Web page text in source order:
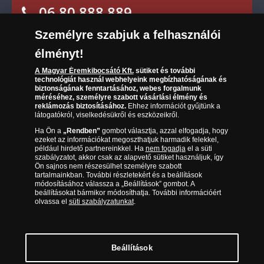
kínálatában szerepel. Hazánkban és
A gyűjtés során Ön AJÁNDÉKBA kapja:
Elegáns éremtartó fa díszdoboz
küldeménnyel az érmek
professzionális tárolásához és bemutatásához
Eredetiséget Igazoló Tanúsítványtminden
éremhez
Izgalmas történeti leírást
minden
küldeményhez
Tulajdonosi Tanúsítványta kollekcióhoz
További meglepetés ajándékokat
A kollekció tárolására szolgálóelegáns
éremtartó díszdobozban– az érmeken felül –
egy színtiszta arany érem is helyet kap
elemének limitált darabszáma nyújt garanciát. A
vonatkozó jogszabályok szerint bármelyik
érmet visszaküldhetem az átvételtől számított
14 napon belül. Telefonon vagy az arról szóló
írásos nyilatkozat elküldésével bármikor
lemondhatom a kollekció gyűjtését.
Süti (cookies)Beállítások
Társaságunkról
Az érmék és érmek ára és értéke
Gyakran ismételt kérdések
Adatkezelés
06 80 888 889
(díjmentesen hívható hétfőtől csütörtökig 9.00 és 17.00
óra között, péntekenként 9.00 és 15.00 óra között)
Magyar Éremkibocsátó Kft. 1134 Budapest, Váci út 33. Cégjegyzékszám: 01-09-
Bláthy Ottó utca 3-5.) engedélyéhez kötött tevékenységet folytat. Kereskedelmi
Személyre szabjuk a felhasználói
élményt!
A Magyar Éremkibocsátó Kft.sütiket és további
technológiát használ webhelyeink megbízhatóságának és
biztonságának fenntartásához, webes forgalmunk
méréséhez, személyre szabott vásárlási élmény és
reklámozás biztosításához.Ehhez információt gyűjtünk a
látogatókról, viselkedésükről és eszközeikről.
Ha Ön a „Rendben”gombot választja, azzal elfogadja, hogy
ezeket az információkat megoszthatjuk harmadik felekkel,
például hirdető partnereinkkel. Ha nem fogadjael a süti
szabályzatot, akkor csak az alapvető sütiket használjuk, így
Ön sajnos nem részesülhet személyre szabott
tartalmainkban. További részletekért és a beállítások
módosításához válassza a „Beállítások” gombot. A
beállításokat bármikor módosíthatja. További információért
olvassa el süti szabályzatunkat.
Beállítások